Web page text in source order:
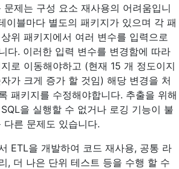
문제는 구성 요소 재사용의 어려움입니
이블마다 별도의 패키지가 있으며 각 패
위 패키지에서 여러 변수를 입력으로
다. 이러한 입력 변수를 변경함에 따라
로 이동해야하고 (현재 15 개 정도이지
가 크게 증가 할 것임) 해당 변경을 처
패키지를 수정해야합니다. 추출을 위해
을 실행할 수 없거나 로깅 기능이 불
다른 문제도 있습니다.
ETL을 개발하여 코드 재사용, 공통 라
, 더 나은 단위 테스트 등을 수행 할 수